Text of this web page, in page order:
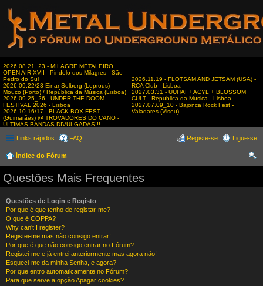
2026.08.21_23 - MILAGRE METALEIRO
OPEN AIR XVII - Pindelo dos Milagres - São
Pedro do Sul
2026.09.22/23 Einar Solberg (Leprous) -
Mouco (Porto) / República da Música (Lisboa)
2026.09.25_26 - UNDER THE DOOM
FESTIVAL 2026 - Lisboa
2026.10.16/17 - BLACK BOX FEST
(Guimarães) @ TROVADORES DO CANO -
ÚLTIMAS BANDAS DIVULGADAS!!!
2026.11.19 - FLOTSAM AND JETSAM (USA) -
RCA Club - Lisboa
2027.03.31 - UUHAI + ACYL + BLOSSOM
CULT - Republica da Musica - Lisboa
2027.07.09_10 - Bajonca Rock Fest -
Valadares (Viseu)
Links rápidos FAQ Ligue-se
Registe-se
Índice do Fórum
Questões Mais Frequentes
Questões de Login e Registo
Por que é que tenho de registar-me?
O que é COPPA?
Why can’t I register?
Registei-me mas não consigo entrar!
Por que é que não consigo entrar no Fórum?
Registei-me e já entrei anteriormente mas agora não!
Esqueci-me da minha Senha, e agora?
Por que entro automaticamente no Fórum?
Para que serve a opção Apagar cookies?